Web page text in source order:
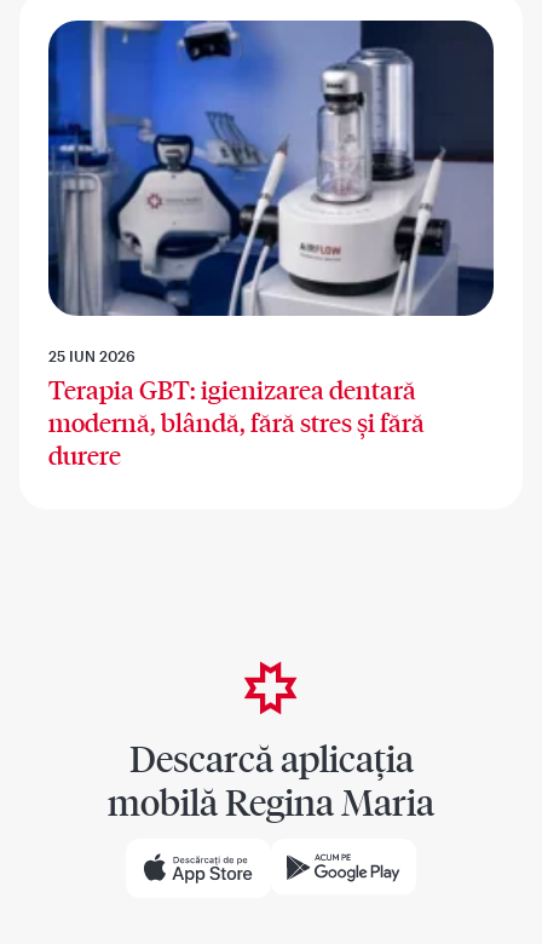
25 IUN 2026
Terapia GBT: igienizarea dentară
modernă, blândă, fără stres și fără
durere
Descarcă aplicația
mobilă Regina Maria